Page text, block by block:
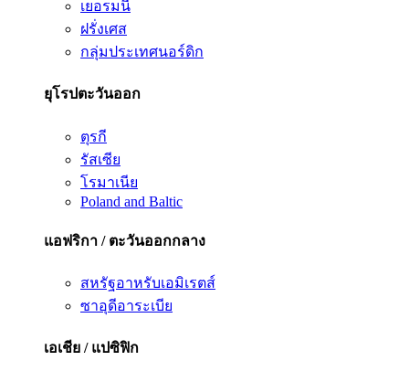
เยอรมนี
ฝรั่งเศส
กลุ่มประเทศนอร์ดิก
ยุโรปตะวันออก
ตุรกี
รัสเซีย
โรมาเนีย
Poland and Baltic
แอฟริกา / ตะวันออกกลาง
สหรัฐอาหรับเอมิเรตส์
ซาอุดีอาระเบีย
เอเชีย / แปซิฟิก